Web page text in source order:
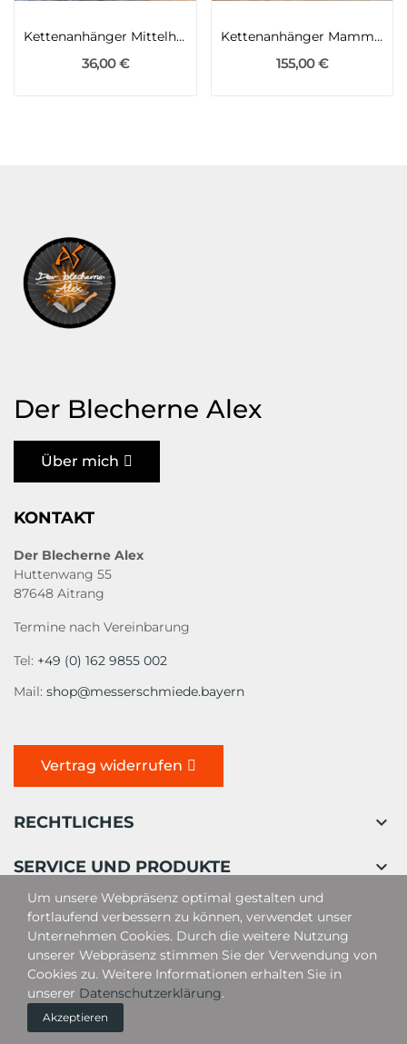
Kettenanhänger Mittelhand Gams
36,00 €
Kettenanhänger Mammutelfenbein und fossile...
155,00 €
Der Blecherne Alex
Über mich
KONTAKT
Der Blecherne Alex
Huttenwang 55
87648 Aitrang
Termine nach Vereinbarung
Tel: +49 (0) 162 9855 002
Mail: shop@messerschmiede.bayern
Vertrag widerrufen
RECHTLICHES 
SERVICE UND PRODUKTE 
Um unsere Webpräsenz optimal gestalten und
fortlaufend verbessern zu können, verwendet unser
Unternehmen Cookies. Durch die weitere Nutzung
unserer Webpräsenz stimmen Sie der Verwendung von
Cookies zu. Weitere Informationen erhalten Sie in
unserer Datenschutzerklärung.
Akzeptieren